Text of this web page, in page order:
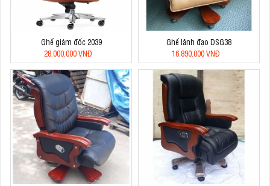
Ghế giám đốc 2039
28.000.000 VNĐ
Ghế lãnh đạo DSG38
16.890.000 VNĐ